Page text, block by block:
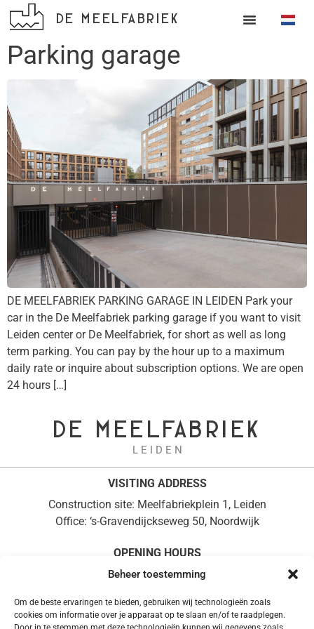
Beheer toestemming
Om de beste ervaringen te bieden, gebruiken wij technologieën zoals
cookies om informatie over je apparaat op te slaan en/of te raadplegen.
DE MEELFABRIEK
Parking garage
DE MEELFABRIEK PARKING GARAGE IN LEIDEN Park your
car in the De Meelfabriek parking garage if you want to visit
Leiden center or De Meelfabriek, for short as well as long
term parking. You can pay by the hour up to a maximum
daily rate or inquire about subscription options. We are open
24 hours […]
DE MEELFABRIEK
L E I D E N
VISITING ADDRESS
Construction site: Meelfabriekplein 1, Leiden
Office: ‘s-Gravendijckseweg 50, Noordwijk
OPENING HOURS
Monday to Friday, 08:30 – 17:00
POSTAL ADDRESS